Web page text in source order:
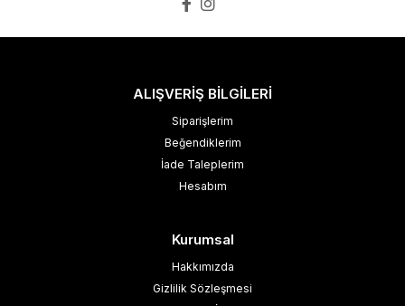
ALIŞVERİŞ BİLGİLERİ
Siparişlerim
Beğendiklerim
İade Taleplerim
Hesabım
Kurumsal
Hakkımızda
Gizlilik Sözleşmesi